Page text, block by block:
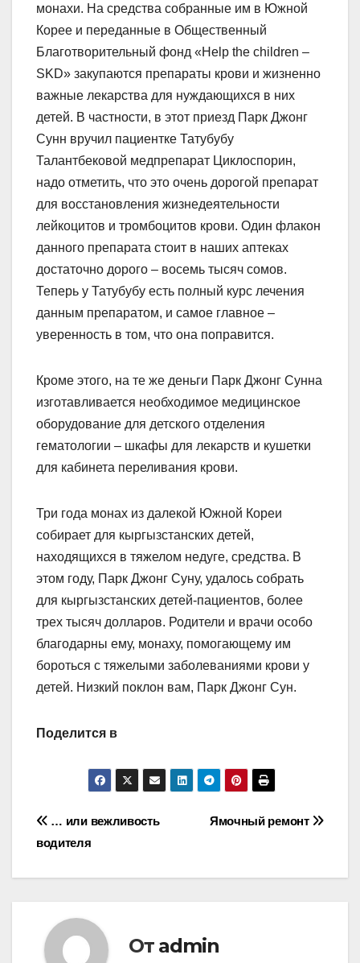
монахи. На средства собранные им в Южной
Корее и переданные в Общественный
Благотворительный фонд «Help the children –
SKD» закупаются препараты крови и жизненно
важные лекарства для нуждающихся в них
детей. В частности, в этот приезд Парк Джонг
Сунн вручил пациентке Татубубу
Талантбековой медпрепарат Циклоспорин,
надо отметить, что это очень дорогой препарат
для восстановления жизнедеятельности
лейкоцитов и тромбоцитов крови. Один флакон
данного препарата стоит в наших аптеках
достаточно дорого – восемь тысяч сомов.
Теперь у Татубубу есть полный курс лечения
данным препаратом, и самое главное –
уверенность в том, что она поправится.
Кроме этого, на те же деньги Парк Джонг Сунна
изготавливается необходимое медицинское
оборудование для детского отделения
гематологии – шкафы для лекарств и кушетки
для кабинета переливания крови.
Три года монах из далекой Южной Кореи
собирает для кыргызстанских детей,
находящихся в тяжелом недуге, средства. В
этом году, Парк Джонг Суну, удалось собрать
для кыргызстанских детей-пациентов, более
трех тысяч долларов. Родители и врачи особо
благодарны ему, монаху, помогающему им
бороться с тяжелыми заболеваниями крови у
детей. Низкий поклон вам, Парк Джонг Сун.
Поделится в
Навигация
по
Ямочный ремонт
… или вежливость
водителя
От admin